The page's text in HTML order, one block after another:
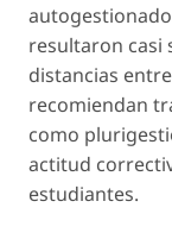
resultaron casi
distancias
recomiendan
como
actitud
estudiantes.